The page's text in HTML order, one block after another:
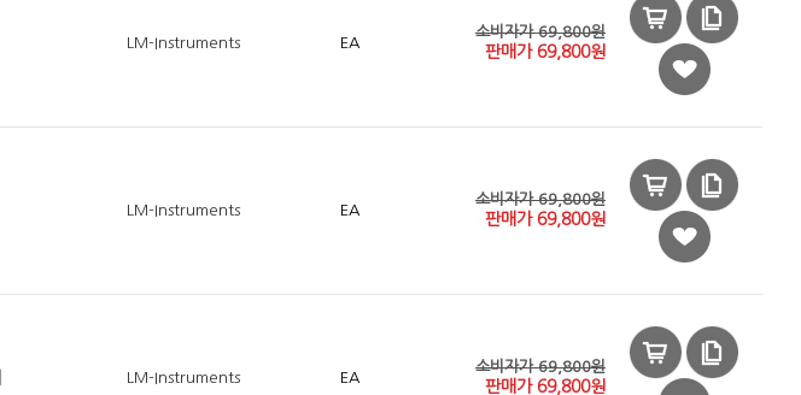
LM-Instruments EA
소비자가 69,800원
판매가 69,800원
LM-Instruments EA
소비자가 69,800원
판매가 69,800원
LM-Instruments EA
소비자가 69,800원
판매가 69,800원